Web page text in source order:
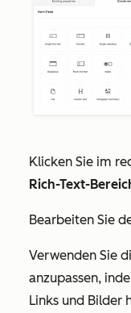
Klicken Sie im
Rich-Text-
Bearbeiten Sie
Verwenden Sie
anzupassen,
Links und Bilder